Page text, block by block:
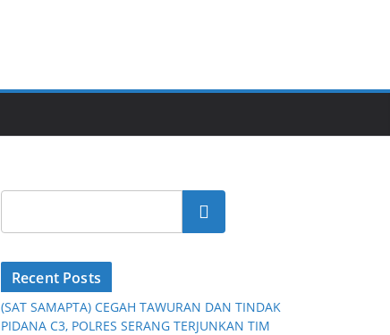
Cari
Recent Posts
(SAT SAMAPTA) CEGAH TAWURAN DAN TINDAK
PIDANA C3, POLRES SERANG TERJUNKAN TIM